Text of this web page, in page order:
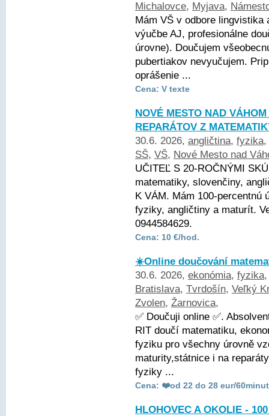
Michalovce, Myjava,
Mám VŠ v odbore
výučbe AJ, profesionálne
úrovne). Doučujem
pubertiakov nevyučujem.
oprášenie ...
Cena: V texte
NOVÉ MESTO NAD
REPARÁTOV Z
30.6. 2026, angličtina, fyzika,
SŠ, VŠ, Nové Mesto nad
UČITEĽ S 20-ROČNÝMI
matematiky, slovenčiny,
K VÁM. Mám 100-percentnú
fyziky, angličtiny a maturít.
0944584629.
Cena: 10 €/hod.
☀️Online doučování
30.6. 2026, ekonómia, fyzika
Bratislava, Tvrdošín, Veľký
Zvolen, Žarnovica,
✅ Doučuji online ✅.
RIT doučí matematiku,
fyziku pro všechny úrovně
maturity,státnice i na
fyziky ...
Cena: ❤️od 22 do 28 eur/
HLOHOVEC A OKOLIE -